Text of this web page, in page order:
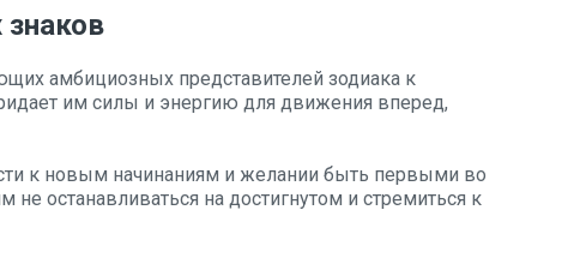
амбициозных представителей зодиака к
им силы и энергию для движения вперед,
к новым начинаниям и желании быть первыми во
не останавливаться на достигнутом и стремиться к